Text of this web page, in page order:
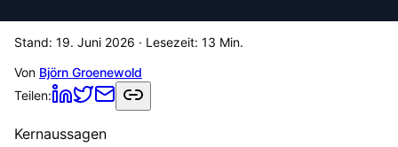
Stand: 19. Juni 2026 · Lesezeit: 13 Min.
Von Björn Groenewold
Teilen:
Kernaussagen